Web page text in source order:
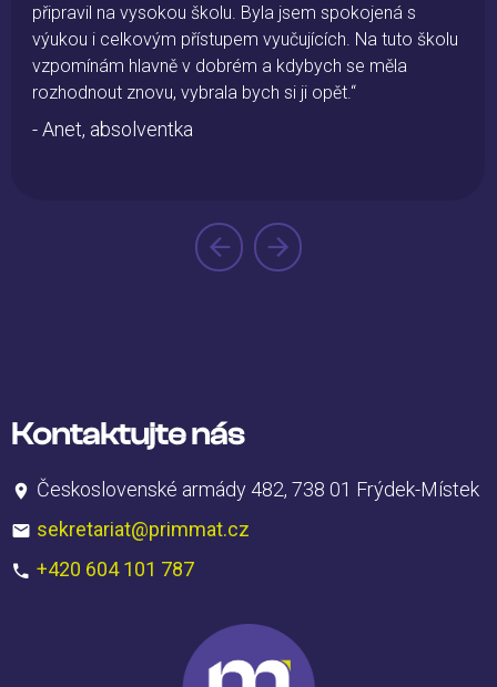
připravil na vysokou školu. Byla jsem spokojená s
výukou i celkovým přístupem vyučujících. Na tuto školu
vzpomínám hlavně v dobrém a kdybych se měla
rozhodnout znovu, vybrala bych si ji opět.“
- Anet, absolventka
Kontaktujte nás
Československé armády 482, 738 01 Frýdek-Místek
sekretariat@primmat.cz
+420 604 101 787